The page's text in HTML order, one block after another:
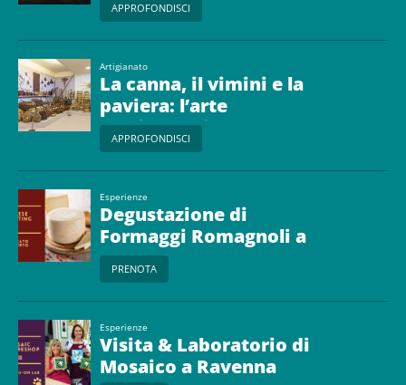
APPROFONDISCI
Artigianato
La canna, il vimini e la
paviera: l’arte
dell’intreccio
APPROFONDISCI
Esperienze
Degustazione di
Formaggi Romagnoli a
Ravenna
PRENOTA
Esperienze
Visita & Laboratorio di
Mosaico a Ravenna